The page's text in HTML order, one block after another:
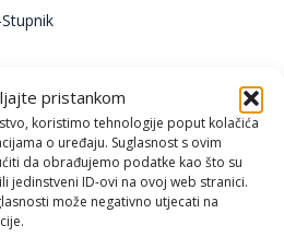
pristankom
koristimo tehnologije poput kolačića
o uređaju. Suglasnost s ovim
da obrađujemo podatke kao što su
jedinstveni ID-ovi na ovoj web stranici.
može negativno utjecati na
S DIJELOM EVANĐELJA